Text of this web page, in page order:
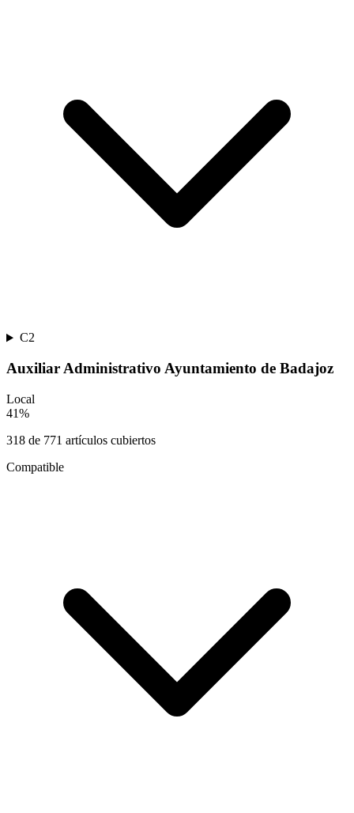
C2
Auxiliar Administrativo Ayuntamiento de Badajoz
Local
41%
318 de 771 artículos cubiertos
Compatible